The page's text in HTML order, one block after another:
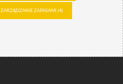
ZARZĄDZANIE ZAPASAMI (4)